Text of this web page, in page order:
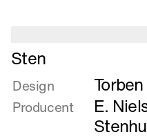
Læs
mere
om
Sten
Sten
Design
Producent
E.